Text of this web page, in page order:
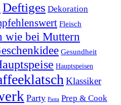
Deftiges Dekoration
Fleisch
wie bei Muttern
Gesundheit
Hauptspeisen
Klassiker
Party Pasta Prep & Cook